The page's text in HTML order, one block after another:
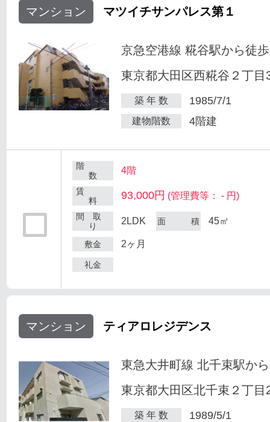
マンション マツイチサンパレス第１
京急空港線 糀谷駅から徒
東京都大田区西糀谷２丁目
築 年 数 1985/7/1
建物階数 4階建
階
数
4階
賃
料
93,000円 (管理費等： - 円)
間 取
り
2LDK 面 積 45㎡
敷金 2ヶ月
礼金
マンション ティアロレジデンス
東急大井町線 北千束駅か
東京都大田区北千束２丁目
築 年 数 1989/5/1